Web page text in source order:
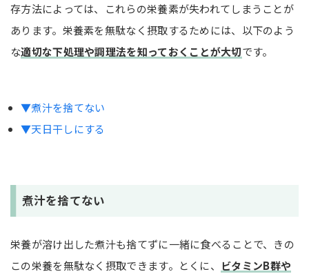
存方法によっては、これらの栄養素が失われてしまうことが
あります。栄養素を無駄なく摂取するためには、以下のよう
な適切な下処理や調理法を知っておくことが大切です。
▼煮汁を捨てない
▼天日干しにする
煮汁を捨てない
栄養が溶け出した煮汁も捨てずに一緒に食べることで、きの
この栄養を無駄なく摂取できます。とくに、 ビタミンB群や